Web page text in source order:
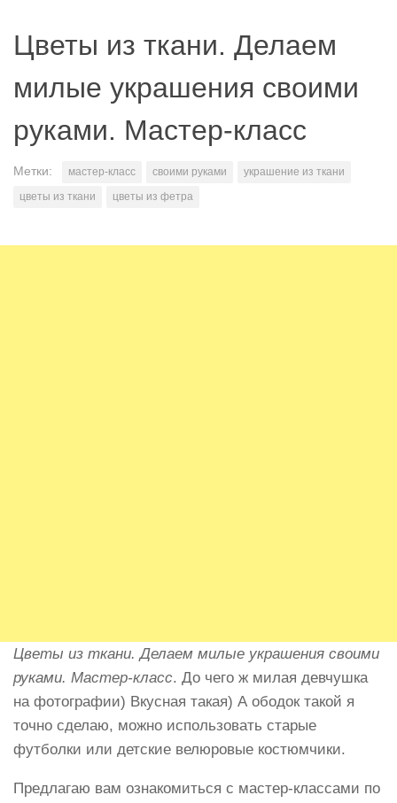
Цветы из ткани. Делаем
милые украшения своими
руками. Мастер-класс
Метки: мастер-класс своими руками
украшение из ткани
цветы из ткани
цветы из фетра
Цветы из ткани. Делаем милые украшения своими
руками. Мастер-класс. До чего ж милая девчушка
на фотографии) Вкусная такая) А ободок такой я
точно сделаю, можно использовать старые
футболки или детские велюровые костюмчики.
Предлагаю вам ознакомиться с мастер-классами по